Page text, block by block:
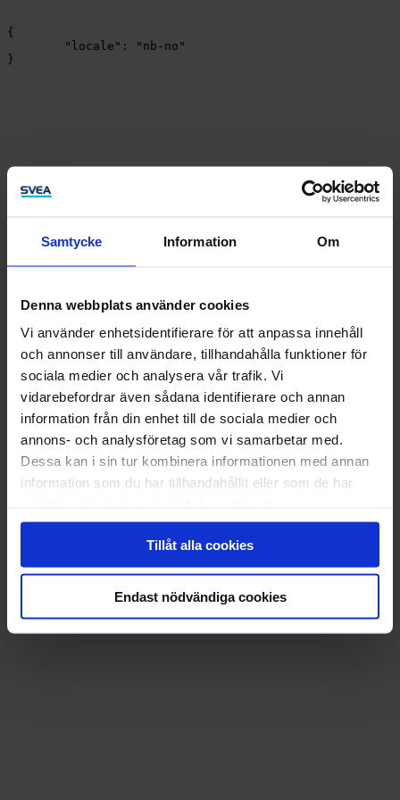
Samtycke Information Om
Denna webbplats använder cookies
Vi använder enhetsidentifierare för att anpassa innehåll
och annonser till användare, tillhandahålla funktioner för
sociala medier och analysera vår trafik. Vi
vidarebefordrar även sådana identifierare och annan
information från din enhet till de sociala medier och
annons- och analysföretag som vi samarbetar med.
Dessa kan i sin tur kombinera informationen med annan
information som du har tillhandahållit eller som de har
Tillåt alla cookies
Endast nödvändiga cookies
{
}